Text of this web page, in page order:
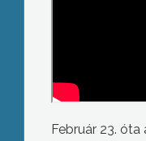
Február 23.